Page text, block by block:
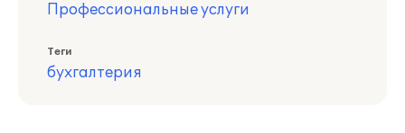
Профессиональные услуги
Теги
бухгалтерия